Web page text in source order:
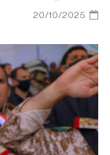
20/10/2025